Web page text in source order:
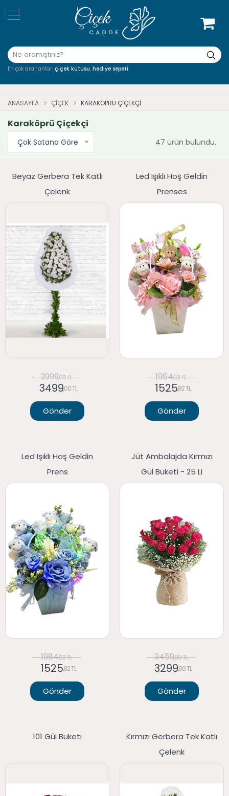
En çok arananlar: çiçek kutusu, hediye sepeti
ANASAYFA ÇIÇEK KARAKÖPRÜ ÇIÇEKÇI
Karaköprü Çiçekçi
Çok Satana Göre 47 ürün bulundu.
Beyaz Gerbera Tek Katlı
Çelenk
3999,00 TL
3499,00 TL
Gönder
Led Işıklı Hoş Geldin
Prenses
1984,02 TL
1525,82 TL
Gönder
Led Işıklı Hoş Geldin
Prens
1984,02 TL
1525,82 TL
Gönder
Jüt Ambalajda Kırmızı
Gül Buketi - 25 Li
3459,00 TL
3299,00 TL
Gönder
101 Gül Buketi
Kırmızı Gerbera Tek Katlı
Çelenk